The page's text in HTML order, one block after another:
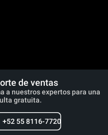
de ventas
a nuestros expertos para una
gratuita.
+52 55 8116-7720